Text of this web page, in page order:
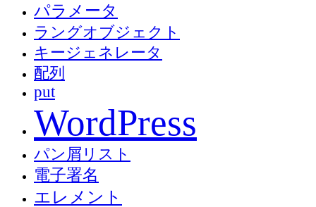
パラメータ
ラングオブジェクト
キージェネレータ
配列
put
WordPress
パン屑リスト
電子署名
エレメント